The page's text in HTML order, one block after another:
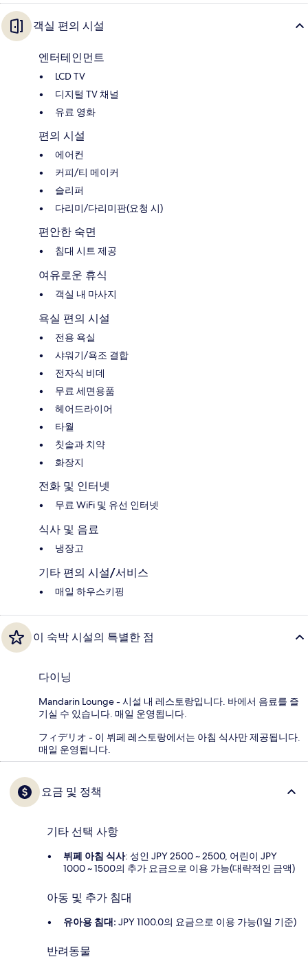
객실 편의 시설
엔터테인먼트
LCD TV
디지털 TV 채널
유료 영화
편의 시설
에어컨
커피/티 메이커
슬리퍼
다리미/다리미판(요청 시)
편안한 숙면
침대 시트 제공
여유로운 휴식
객실 내 마사지
욕실 편의 시설
전용 욕실
샤워기/욕조 결합
전자식 비데
무료 세면용품
헤어드라이어
타월
칫솔과 치약
화장지
전화 및 인터넷
무료 WiFi 및 유선 인터넷
식사 및 음료
냉장고
기타 편의 시설/서비스
매일 하우스키핑
이 숙박 시설의 특별한 점
다이닝
Mandarin Lounge - 시설 내 레스토랑입니다. 바에서 음료를 즐
기실 수 있습니다. 매일 운영됩니다.
フィデリオ - 이 뷔페 레스토랑에서는 아침 식사만 제공됩니다.
매일 운영됩니다.
요금 및 정책
기타 선택 사항
뷔페 아침 식사: 성인 JPY 2500 ~ 2500, 어린이 JPY
1000 ~ 1500의 추가 요금으로 이용 가능(대략적인 금액)
아동 및 추가 침대
유아용 침대: JPY 1100.0의 요금으로 이용 가능(1일 기준)
반려동물